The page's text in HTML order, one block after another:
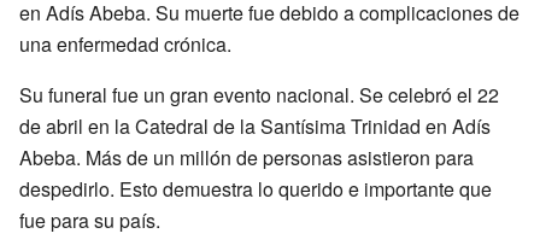
en Adís Abeba. Su muerte fue debido a complicaciones de
una enfermedad crónica.
Su funeral fue un gran evento nacional. Se celebró el 22
de abril en la Catedral de la Santísima Trinidad en Adís
Abeba. Más de un millón de personas asistieron para
despedirlo. Esto demuestra lo querido e importante que
fue para su país.